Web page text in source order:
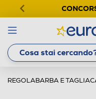
REGOLABARBA E